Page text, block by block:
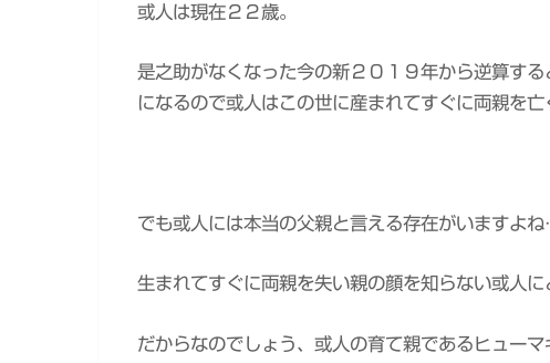
或人は現在２２歳。
是之助がなくなった今の新２０１９年から逆算す
になるので或人はこの世に産まれてすぐに両親を
でも或人には本当の父親と言える存在がいますよ
生まれてすぐに両親を失い親の顔を知らない或人
だからなのでしょう、或人の育て親であるヒュー